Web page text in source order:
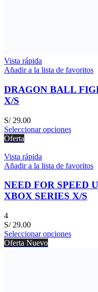
Vista rápida
Añadir a la lista de favoritos
DRAGON BALL
X/S
S/29.00
Seleccionar opciones
Oferta
Vista rápida
Añadir a la lista de favoritos
NEED FOR SPEED
XBOX SERIES X/S
4
S/29.00
Seleccionar opciones
Oferta Nuevo